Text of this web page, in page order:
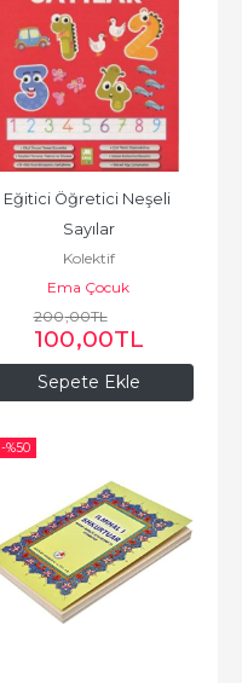
Sepete Ekle
Eğitici Öğretici Neşeli
Sayılar
Kolektif
Ema Çocuk
200,00TL
100,00TL
-%50